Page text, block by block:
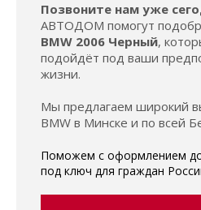
Позвоните нам уже
АВТОДОМ помогут
BMW 2006 Черный,
подойдёт под ваши
жизни.
Мы предлагаем широкий
BMW в Минске и по всей
Поможем с оформлением
под ключ для граждан